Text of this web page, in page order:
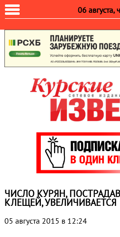
06 августа,
ЧИСЛО КУРЯН,
КЛЕЩЕЙ, УВЕЛИЧИВАЕТСЯ
05 августа 2015 в 12:24